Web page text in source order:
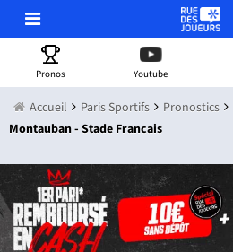
Pronos Youtube
Accueil Paris Sportifs Pronostics
Montauban - Stade Francais